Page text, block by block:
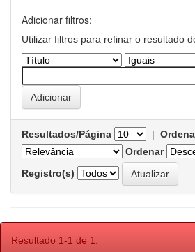
Adicionar filtros:
Utilizar filtros para refinar o resultado
Resultados/Página |
Ordenar
Registro(s)
Resultado 1-1 de 1.